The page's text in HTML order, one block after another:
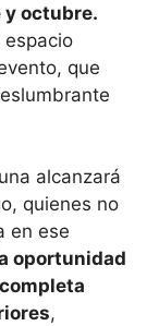
y octubre.
espacio
que
alcanzará
quienes no
en ese
oportunidad
,